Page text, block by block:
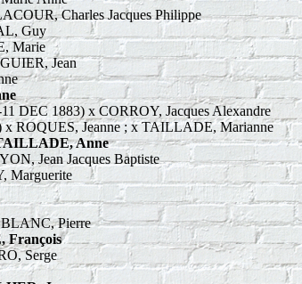
Charles Jacques Philippe
Guy
Marie
Jean
DEC 1883) x CORROY, Jacques Alexandre
x ROQUES, Jeanne ; x TAILLADE, Marianne
Anne
Jean Jacques Baptiste
Marguerite
Pierre
François
Serge